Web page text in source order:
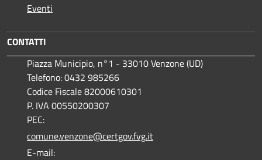
Eventi
CONTATTI
Piazza Municipio, n°1 - 33010 Venzone (UD)
Telefono: 0432 985266
Codice Fiscale 82000610301
P. IVA 00550200307
PEC:
comune.venzone@certgov.fvg.it
E-mail: